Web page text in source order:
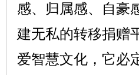
感、归属感、自豪
建无私的转移捐赠
爱智慧文化，它必